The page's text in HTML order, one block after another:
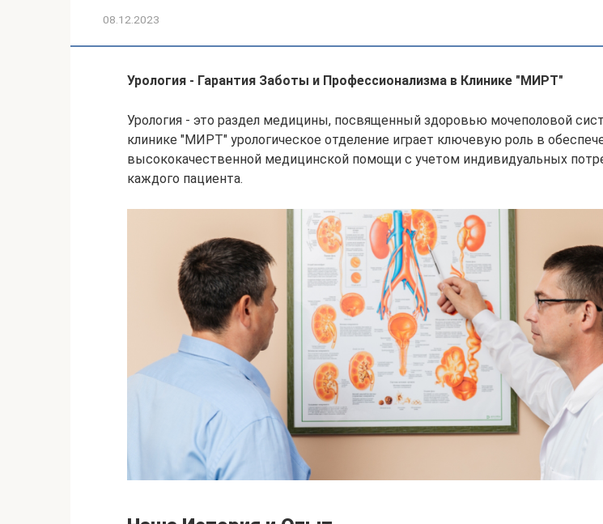
08.12.2023
Урология - Гарантия Заботы и Профессионализма в Клинике "МИРТ"
Урология - это раздел медицины, посвященный здоровью мочеполовой
клинике "МИРТ" урологическое отделение играет ключевую роль в
высококачественной медицинской помощи с учетом индивидуальных
каждого пациента.